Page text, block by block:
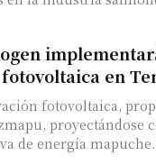
en
fotovoltaica,
proyectándose